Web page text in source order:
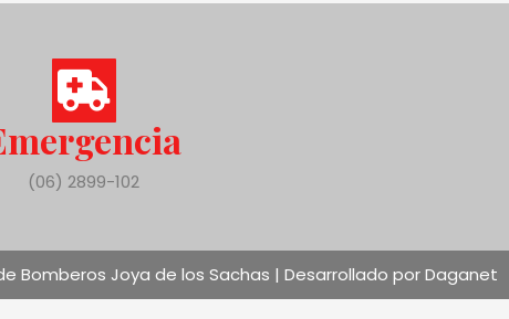
(06) 2899-102
Bomberos Joya de los Sachas | Desarrollado por Daganet